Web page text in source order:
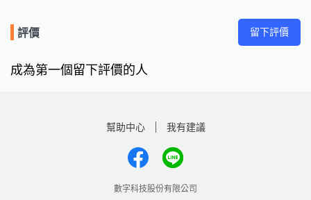
評價 留下評價
成為第一個留下評價的人
幫助中心 我有建議
數字科技股份有限公司